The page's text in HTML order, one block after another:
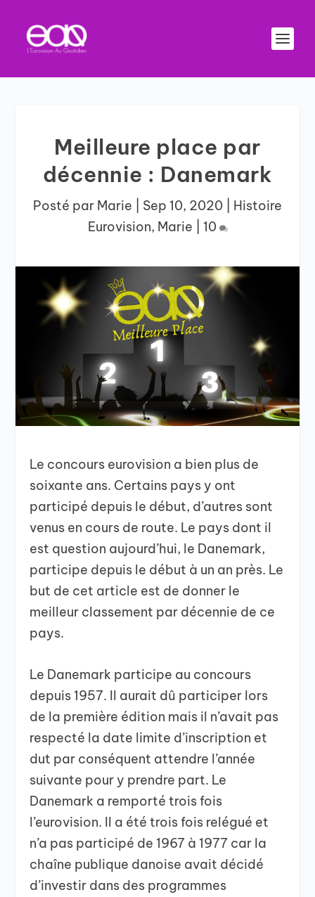
Meilleure place par
décennie : Danemark
Posté par Marie Sep 10, 2020
Histoire
Eurovision, Marie 10
Le concours eurovision a bien plus de
soixante ans. Certains pays y ont
participé depuis le début, d’autres sont
venus en cours de route. Le pays dont il
est question aujourd’hui, le Danemark,
participe depuis le début à un an près. Le
but de cet article est de donner le
meilleur classement par décennie de ce
pays.
Le Danemark participe au concours
depuis 1957. Il aurait dû participer lors
de la première édition mais il n’avait pas
respecté la date limite d’inscription et
dut par conséquent attendre l’année
suivante pour y prendre part. Le
Danemark a remporté trois fois
l’eurovision. Il a été trois fois relégué et
n’a pas participé de 1967 à 1977 car la
chaîne publique danoise avait décidé
d’investir dans des programmes